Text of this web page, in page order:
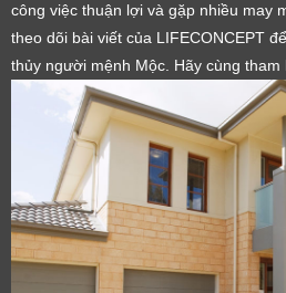
công việc thuận lợi và gặp nhiều may
theo dõi bài viết của LIFECONCEPT
thủy người mệnh Mộc. Hãy cùng tham